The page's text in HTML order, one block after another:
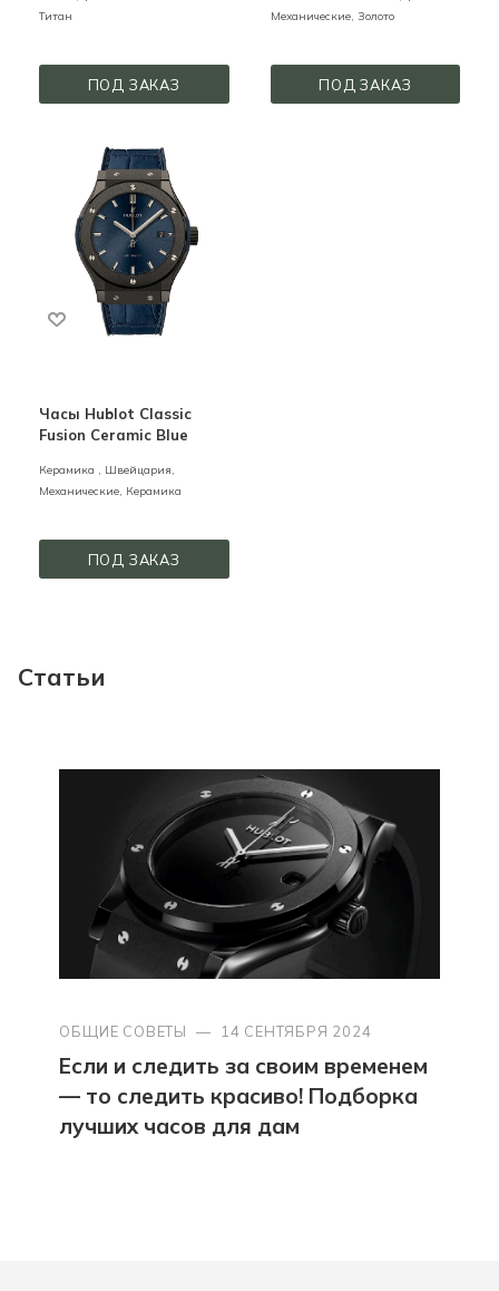
Титан
ПОД ЗАКАЗ
Механические, Золото
ПОД ЗАКАЗ
Часы Hublot Classic
Fusion Ceramic Blue
Керамика , Швейцария,
Механические, Керамика
ПОД ЗАКАЗ
Статьи
ОБЩИЕ СОВЕТЫ — 14 СЕНТЯБРЯ 2024
Если и следить за своим временем
— то следить красиво! Подборка
лучших часов для дам